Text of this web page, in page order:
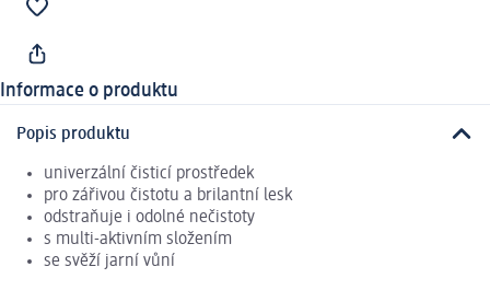
Informace o produktu
Popis produktu
univerzální čisticí prostředek
pro zářivou čistotu a brilantní lesk
odstraňuje i odolné nečistoty
s multi-aktivním složením
se svěží jarní vůní